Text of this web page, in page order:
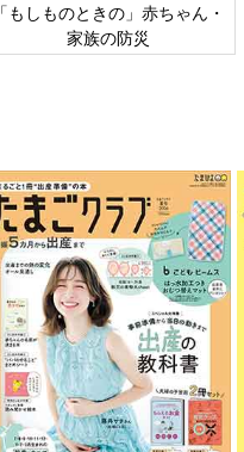
「もしものときの」赤ちゃん・
家族の防災